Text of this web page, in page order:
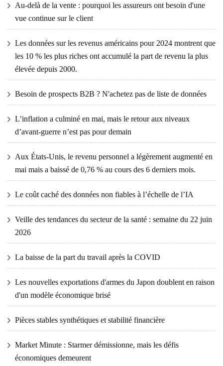
Au-delà de la vente : pourquoi les assureurs ont besoin d'une
vue continue sur le client
Les données sur les revenus américains pour 2024 montrent que
les 10 % les plus riches ont accumulé la part de revenu la plus
élevée depuis 2000.
Besoin de prospects B2B ? N'achetez pas de liste de données
L’inflation a culminé en mai, mais le retour aux niveaux
d’avant-guerre n’est pas pour demain
Aux États-Unis, le revenu personnel a légèrement augmenté en
mai mais a baissé de 0,76 % au cours des 6 derniers mois.
Le coût caché des données non fiables à l’échelle de l’IA
Veille des tendances du secteur de la santé : semaine du 22 juin
2026
La baisse de la part du travail après la COVID
Les nouvelles exportations d'armes du Japon doublent en raison
d'un modèle économique brisé
Pièces stables synthétiques et stabilité financière
Market Minute : Starmer démissionne, mais les défis
économiques demeurent